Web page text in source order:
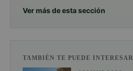
Ver más de esta sección
TAMBIÉN TE PUEDE INTERESAR